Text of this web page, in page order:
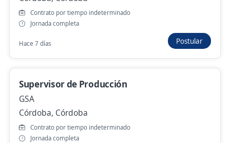
Córdoba, Córdoba
Operador de torno CNC permanente
4,3
Córdoba, Córdoba
$ 1.111.111,00 (Mensual)
Contrato por tiempo indeterminado
Jornada completa
Hace 7 días Postular
Supervisor de Producción
GSA
Córdoba, Córdoba
Contrato por tiempo indeterminado
Jornada completa